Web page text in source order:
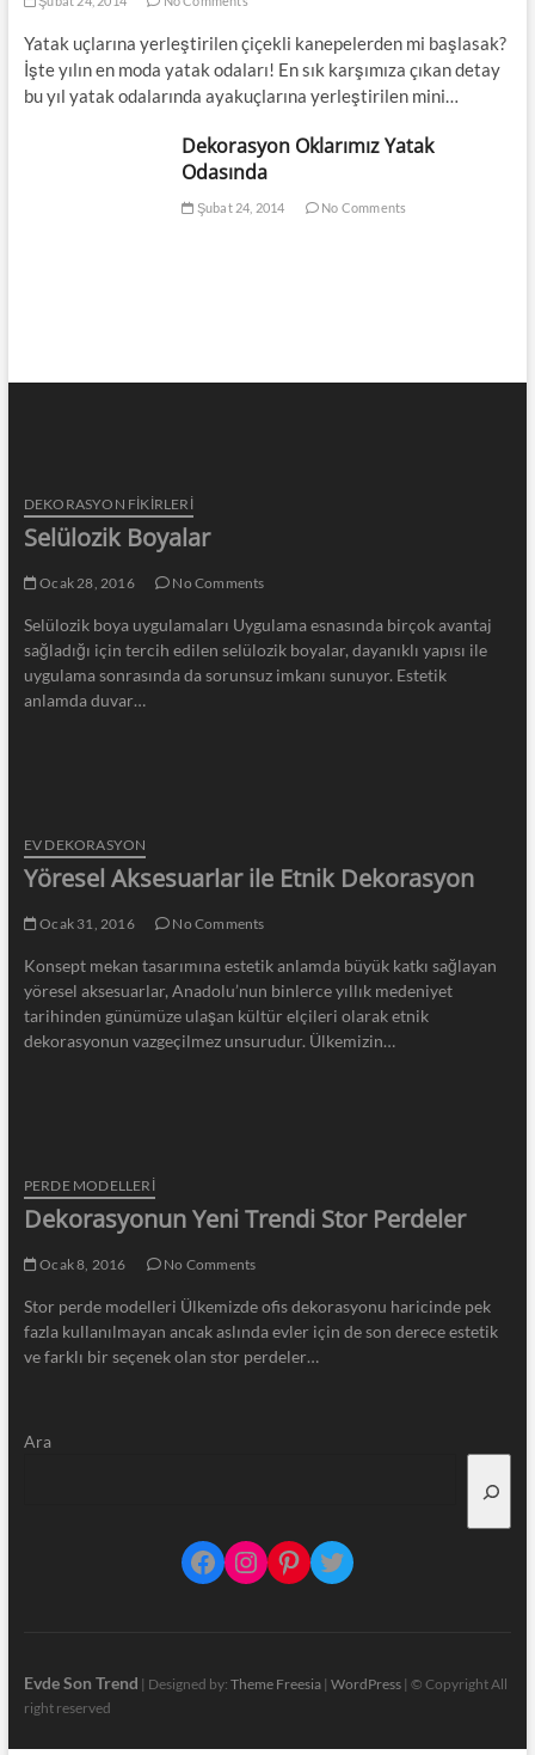
Yatak uçlarına yerleştirilen çiçekli kanepelerden mi başlasak?
İşte yılın en moda yatak odaları! En sık karşımıza çıkan detay
bu yıl yatak odalarında ayakuçlarına yerleştirilen mini…
Dekorasyon Oklarımız Yatak
Odasında
Şubat 24, 2014 No Comments
DEKORASYON FİKİRLERİ
Selülozik Boyalar
Ocak 28, 2016 No Comments
Selülozik boya uygulamaları Uygulama esnasında birçok avantaj
sağladığı için tercih edilen selülozik boyalar, dayanıklı yapısı ile
uygulama sonrasında da sorunsuz imkanı sunuyor. Estetik
anlamda duvar…
EV DEKORASYON
Yöresel Aksesuarlar ile Etnik Dekorasyon
Ocak 31, 2016 No Comments
Konsept mekan tasarımına estetik anlamda büyük katkı sağlayan
yöresel aksesuarlar, Anadolu’nun binlerce yıllık medeniyet
tarihinden günümüze ulaşan kültür elçileri olarak etnik
dekorasyonun vazgeçilmez unsurudur. Ülkemizin…
PERDE MODELLERI
Dekorasyonun Yeni Trendi Stor Perdeler
Ocak 8, 2016 No Comments
Stor perde modelleri Ülkemizde ofis dekorasyonu haricinde pek
fazla kullanılmayan ancak aslında evler için de son derece estetik
ve farklı bir seçenek olan stor perdeler…
Ara
Facebook
Instagram
Pinterest
Twitter
Evde Son Trend | Designed by: Theme Freesia| WordPress| © Copyright All
right reserved